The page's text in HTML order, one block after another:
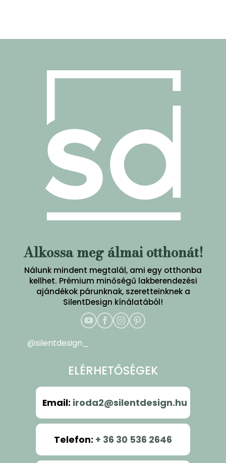
Alkossa meg álmai otthonát!
Nálunk mindent megtalál, ami egy otthonba
kellhet. Prémium minőségű lakberendezési
ajándékok párunknak, szeretteinknek a
SilentDesign kínálatából!
@silentdesign_
ELÉRHETŐSÉGEK
Email: iroda2@silentdesign.hu
Telefon: + 36 30 536 2646